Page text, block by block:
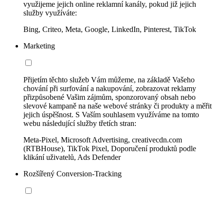
využijeme jejich online reklamní kanály, pokud již jejich
služby využíváte:
Bing, Criteo, Meta, Google, LinkedIn, Pinterest, TikTok
Marketing
Přijetím těchto služeb Vám můžeme, na základě Vašeho
chování při surfování a nakupování, zobrazovat reklamy
přizpůsobené Vašim zájmům, sponzorovaný obsah nebo
slevové kampaně na naše webové stránky či produkty a měřit
jejich úspěšnost. S Vaším souhlasem využíváme na tomto
webu následující služby třetích stran:
Meta-Pixel, Microsoft Advertising, creativecdn.com
(RTBHouse), TikTok Pixel, Doporučení produktů podle
klikání uživatelů, Ads Defender
Rozšířený Conversion-Tracking